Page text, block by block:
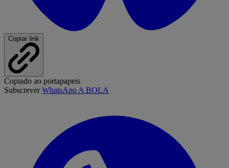
Copiar link
Copiado ao portapapeis
SubscreverWhatsApp A BOLA